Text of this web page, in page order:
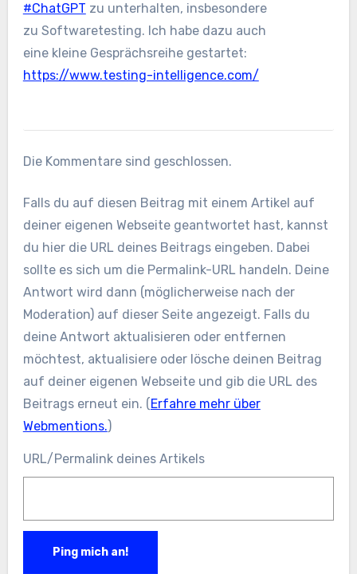
#ChatGPT zu unterhalten, insbesondere
zu Softwaretesting. Ich habe dazu auch
eine kleine Gesprächsreihe gestartet:
https://www.testing-intelligence.com/
Die Kommentare sind geschlossen.
Falls du auf diesen Beitrag mit einem Artikel auf
deiner eigenen Webseite geantwortet hast, kannst
du hier die URL deines Beitrags eingeben. Dabei
sollte es sich um die Permalink-URL handeln. Deine
Antwort wird dann (möglicherweise nach der
Moderation) auf dieser Seite angezeigt. Falls du
deine Antwort aktualisieren oder entfernen
möchtest, aktualisiere oder lösche deinen Beitrag
auf deiner eigenen Webseite und gib die URL des
Beitrags erneut ein. (Erfahre mehr über
Webmentions.)
URL/Permalink deines Artikels